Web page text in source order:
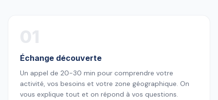
Échange découverte
Un appel de 20-30 min pour comprendre votre
activité, vos besoins et votre zone géographique. On
vous explique tout et on répond à vos questions.